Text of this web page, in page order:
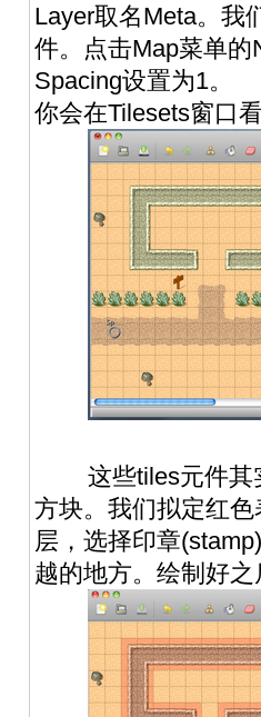
Layer取名Meta。我
件。点击Map菜单的
Spacing设置为1。
你会在Tilesets窗口
这些tiles元件其实
方块。我们拟定红色
层，选择印章
越的地方。绘制好